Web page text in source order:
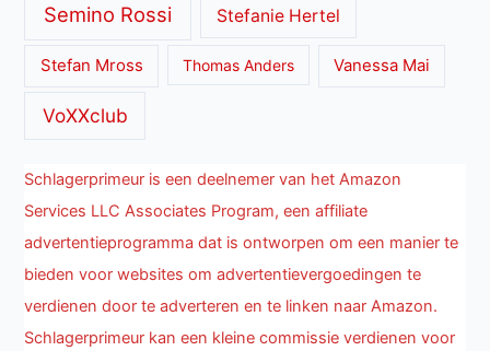
Semino Rossi Stefanie Hertel
Stefan Mross Thomas Anders Vanessa Mai
VoXXclub
Schlagerprimeur is een deelnemer van het Amazon
Services LLC Associates Program, een affiliate
advertentieprogramma dat is ontworpen om een manier te
bieden voor websites om advertentievergoedingen te
verdienen door te adverteren en te linken naar Amazon.
Schlagerprimeur kan een kleine commissie verdienen voor